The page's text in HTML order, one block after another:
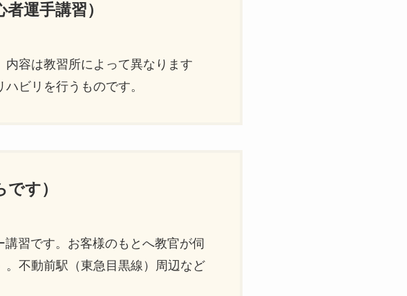
運手講習）
容は教習所によって異なります
ビリを行うものです。
す）
習です。お客様のもとへ教官が伺
不動前駅（東急目黒線）周辺など